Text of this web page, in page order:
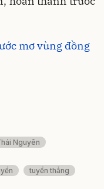
mơ vùng đồng
Nguyên
tuyển thẳng